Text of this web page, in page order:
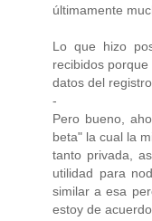
últimamente
Lo que hizo
recibidos
datos del
-
Pero bueno,
beta" la cual la
tanto privada,
utilidad para
similar a esa
estoy de